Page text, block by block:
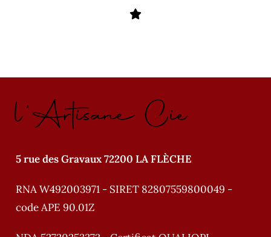
l'Artisane Cie
5 rue des Gravaux 72200 LA FLÈCHE
RNA W492003971 - SIRET 82807559800049 -
code APE 90.01Z